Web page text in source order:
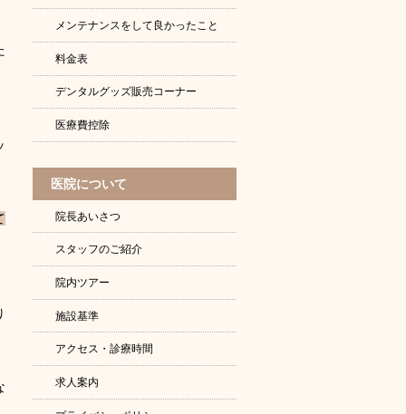
メンテナンスをして良かったこと
料金表
デンタルグッズ販売コーナー
医療費控除
医院について
院長あいさつ
スタッフのご紹介
院内ツアー
施設基準
アクセス・診療時間
求人案内